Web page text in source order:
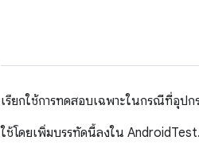
เรียกใช้การทดสอบเฉพาะในกรณีที่อุป
ใช้โดยเพิ่มบรรทัดนี้ลงใน